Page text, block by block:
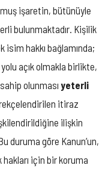
işaretin, bütünüyle
bulunmaktadır. Kişilik
isim hakkı bağlamında;
açık olmakla birlikte,
olunması yeterli
itiraz
ilişkin
duruma göre Kanun’un,
için bir koruma